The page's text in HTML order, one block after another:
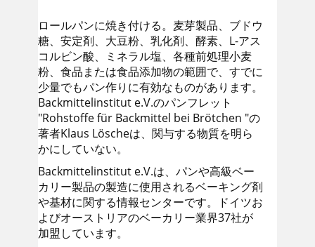
ロールパンに焼き付ける。麦芽製品、ブドウ
糖、安定剤、大豆粉、乳化剤、酵素、L-アス
コルビン酸、ミネラル塩、各種前処理小麦
粉、食品または食品添加物の範囲で、すでに
少量でもパン作りに有効なものがあります。
Backmittelinstitut e.V.のパンフレット
"Rohstoffe für Backmittel bei Brötchen "の
著者Klaus Löscheは、関与する物質を明ら
かにしていない。
Backmittelinstitut e.V.は、パンや高級ベー
カリー製品の製造に使用されるベーキング剤
や基材に関する情報センターです。ドイツお
よびオーストリアのベーカリー業界37社が
加盟しています。